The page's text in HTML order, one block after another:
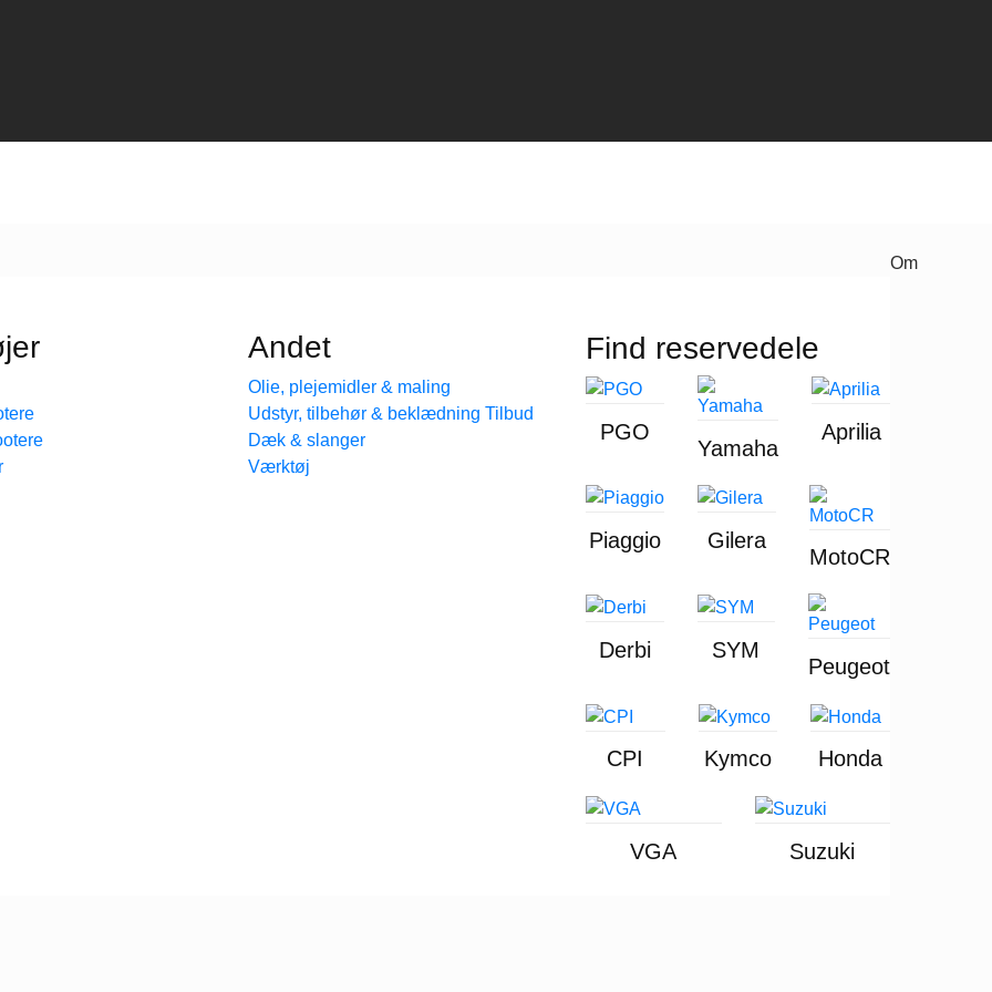
Andet
Olie, plejemidler & maling
Udstyr, tilbehør & beklædning
Dæk & slanger
Værktøj
Find reservedele
PGO
Yamaha
Aprilia
Piaggio Gilera
MotoCR
Derbi SYM
Peugeot
CPI Kymco Honda
VGA Suzuki
Om